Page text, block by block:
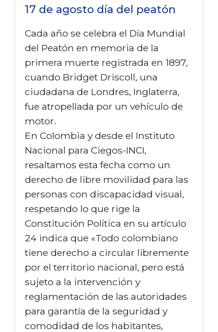
17 de agosto día del peatón
Cada año se celebra el Día Mundial
del Peatón en memoria de la
primera muerte registrada en 1897,
cuando Bridget Driscoll, una
ciudadana de Londres, Inglaterra,
fue atropellada por un vehículo de
motor.
En Colombia y desde el Instituto
Nacional para Ciegos-INCI,
resaltamos esta fecha como un
derecho de libre movilidad para las
personas con discapacidad visual,
respetando lo que rige la
Constitución Política en su artículo
24 indica que «Todo colombiano
tiene derecho a circular libremente
por el territorio nacional, pero está
sujeto a la intervención y
reglamentación de las autoridades
para garantía de la seguridad y
comodidad de los habitantes,